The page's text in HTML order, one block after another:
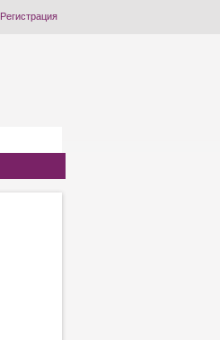
Регистрация